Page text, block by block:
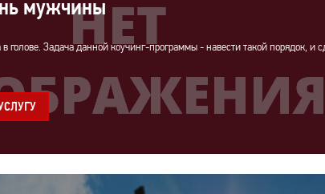
мужчины
голове. Задача данной коучинг-программы - навести такой порядок, и